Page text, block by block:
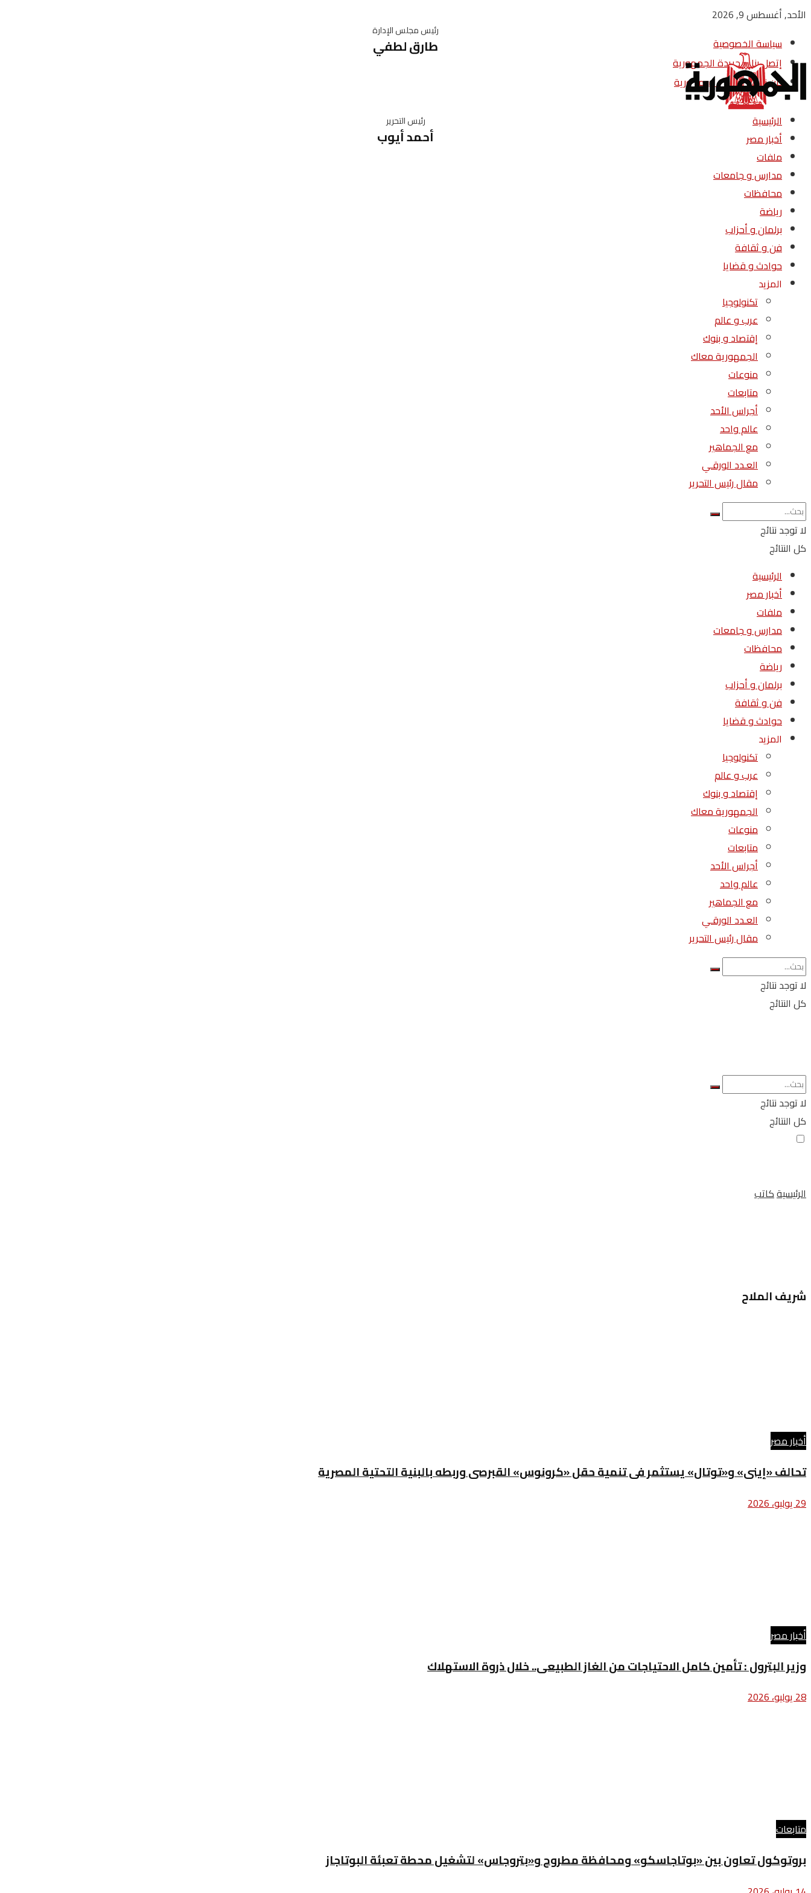
الأحد, أغسطس 9, 2026
سياسة الخصوصية
إتصل بنا – جريدة الجمهورية
من نحن – جريدة الجمهورية
رئيس مجلس الإدارة
طارق لطفي
رئيس التحرير
أحمد أيوب
الرئيسية
أخبار مصر
ملفات
مدارس و جامعات
محافظات
رياضة
برلمان و أحزاب
فن و ثقافة
حوادث و قضايا
المزيد
تكنولوجيا
عرب و عالم
إقتصاد و بنوك
الجمهورية معاك
منوعات
متابعات
أجراس الأحد
عالم واحد
مع الجماهير
العـدد الورقـي
مقال رئيس التحرير
لا توجد نتائج
كل النتائج
الرئيسية
أخبار مصر
ملفات
مدارس و جامعات
محافظات
رياضة
برلمان و أحزاب
فن و ثقافة
حوادث و قضايا
المزيد
تكنولوجيا
عرب و عالم
إقتصاد و بنوك
الجمهورية معاك
منوعات
متابعات
أجراس الأحد
عالم واحد
مع الجماهير
العـدد الورقـي
مقال رئيس التحرير
لا توجد نتائج
كل النتائج
لا توجد نتائج
كل النتائج
الرئيسيةكاتب
‬شريف الملاح
أخبار مصر
تحالف «إينى» و«توتال» يستثمر فى تنمية حقل «كرونوس» القبرصى وربطه بالبنية التحتية المصرية
29 يوليو، 2026
أخبار مصر
وزير البترول : تأمين كامل الاحتياجات من الغاز الطبيعى.. خلال ذروة الاستهلاك
28 يوليو، 2026
متابعات
بروتوكول تعاون بين «بوتاجاسكو» ومحافظة مطروح و«بتروجاس» لتشغيل محطة تعبئة البوتاجاز